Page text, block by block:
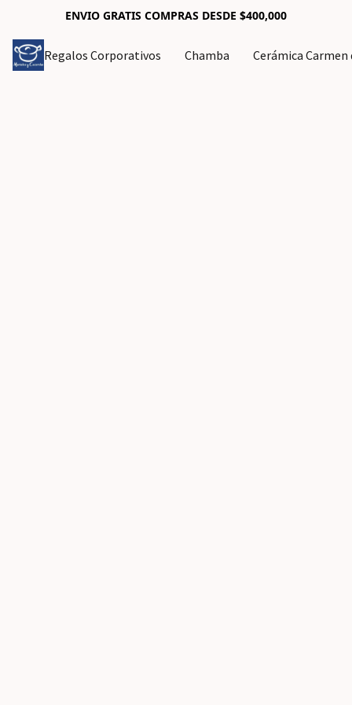
ENVIO GRATIS COMPRAS DESDE $400,000
Regalos Corporativos Chamba Cerámica Carmen